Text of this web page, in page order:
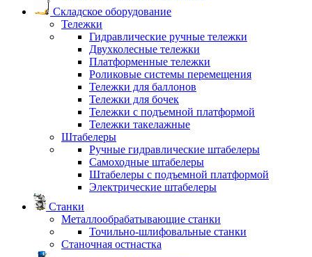
Складское оборудование
Тележки
Гидравлические ручные тележки
Двухколесные тележки
Платформенные тележки
Роликовые системы перемещения
Тележки для баллонов
Тележки для бочек
Тележки с подъемной платформой
Тележки такелажные
Штабелеры
Ручные гидравлические штабелеры
Самоходные штабелеры
Штабелеры с подъемной платформой
Электрические штабелеры
Станки
Металлообрабатывающие станки
Точильно-шлифовальные станки
Станочная остнастка